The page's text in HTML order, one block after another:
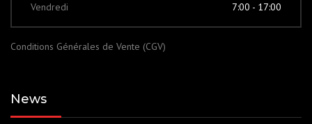
Vendredi
7:00 - 17:00
Conditions Générales de Vente (CGV)
News